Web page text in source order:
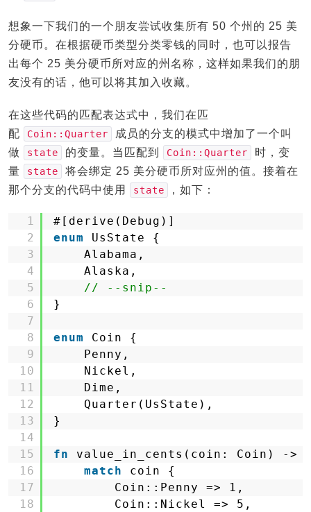
想象一下我们的一个朋友尝试收集所有 50 个州的 25 美
分硬币。在根据硬币类型分类零钱的同时，也可以报告
出每个 25 美分硬币所对应的州名称，这样如果我们的朋
友没有的话，他可以将其加入收藏。
在这些代码的匹配表达式中，我们在匹
配
Coin::Quarter
成员的分支的模式中增加了一个叫
做
state 的变量。当匹配到 Coin::Quarter
时，变
量
state
将会绑定 25 美分硬币所对应州的值。接着在
那个分支的代码中使用
state ，如下：
1
2
3
4
5
6
7
8
9
10
11
12
13
14
15
16
17
18
#[derive(Debug)]
enum
UsState {
Alabama,
Alaska,
// --snip--
}
enum
Coin {
Penny,
Nickel,
Dime,
Quarter(UsState),
}
fn value_in_cents(coin: Coin) ->
match
coin {
Coin::Penny => 1,
Coin::Nickel => 5,